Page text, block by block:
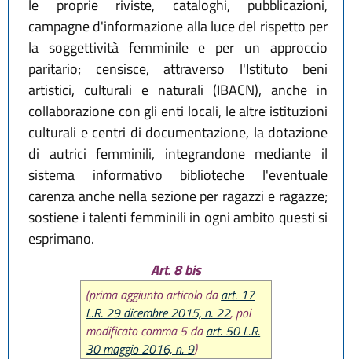
le proprie riviste, cataloghi, pubblicazioni,
campagne d'informazione alla luce del rispetto per
la soggettività femminile e per un approccio
paritario; censisce, attraverso l'Istituto beni
artistici, culturali e naturali (IBACN), anche in
collaborazione con gli enti locali, le altre istituzioni
culturali e centri di documentazione, la dotazione
di autrici femminili, integrandone mediante il
sistema informativo biblioteche l'eventuale
carenza anche nella sezione per ragazzi e ragazze;
sostiene i talenti femminili in ogni ambito questi si
esprimano.
Art. 8 bis
(prima aggiunto articolo daart. 17
L.R. 29 dicembre 2015, n. 22, poi
modificato comma 5 daart. 50 L.R.
30 maggio 2016, n. 9)